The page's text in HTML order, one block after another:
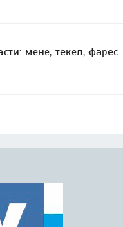
мене, текел, фарес